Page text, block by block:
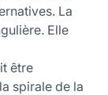
La
Elle
être
spirale de la